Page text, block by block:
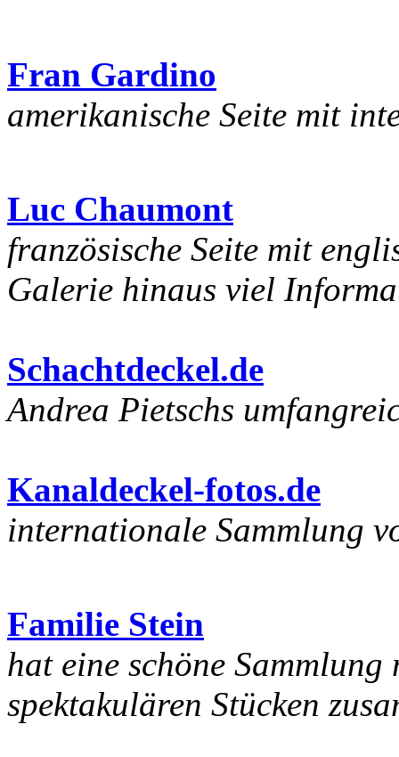
Fran Gardino
amerikanische Seite mit
Luc Chaumont
französische Seite mit
Galerie hinaus viel
Schachtdeckel.de
Andrea Pietschs
Kanaldeckel-fotos.de
internationale Sammlung
Familie Stein
hat eine schöne
spektakulären Stücken